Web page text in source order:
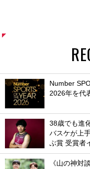
Number
2026年を代
38歳でも進
バスケが上
ぶ賞 受賞者
《山の神対